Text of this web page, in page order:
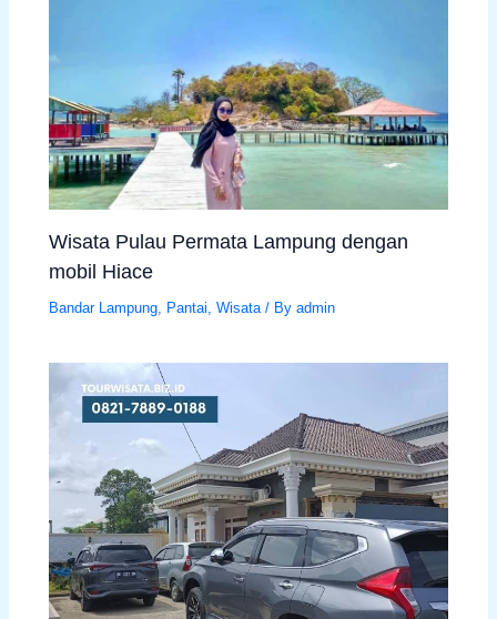
Wisata Pulau Permata Lampung dengan
mobil Hiace
Bandar Lampung Pantai ,Wisata / Byadmin